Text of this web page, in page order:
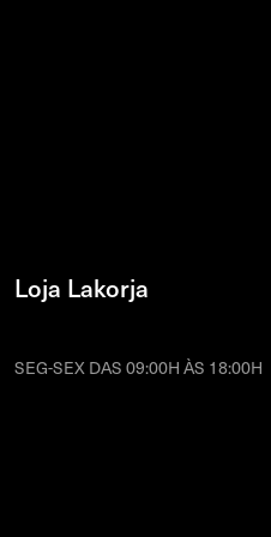
Loja Lakorja
SEG-SEX DAS 09:00H ÀS 18:00H